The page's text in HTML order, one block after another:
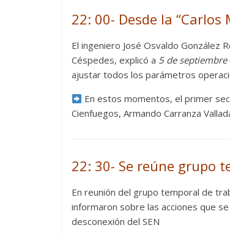
22: 00- Desde la “Carlos
El ingeniero José Osvaldo González
Céspedes, explicó a 5 de septiembre
ajustar todos los parámetros
En estos momentos, el primer
Cienfuegos, Armando Carranza
22: 30- Se reúne grupo
En reunión del grupo temporal de
informaron sobre las acciones que
desconexión del SEN